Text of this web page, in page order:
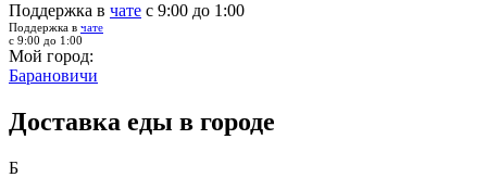
Поддержка в чате с 9:00 до 1:00
Поддержка в чате
с 9:00 до 1:00
Мой город:
Барановичи
Доставка еды в городе
Б